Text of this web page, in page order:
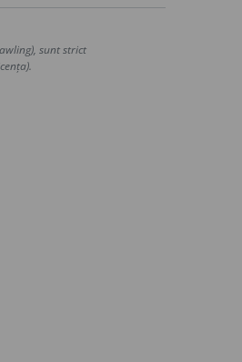
sunt strict